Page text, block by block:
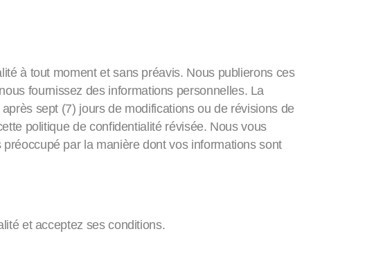
à tout moment et sans préavis. Nous publierons ces
fournissez des informations personnelles. La
sept (7) jours de modifications ou de révisions de
politique de confidentialité révisée. Nous vous
par la manière dont vos informations sont
et acceptez ses conditions.